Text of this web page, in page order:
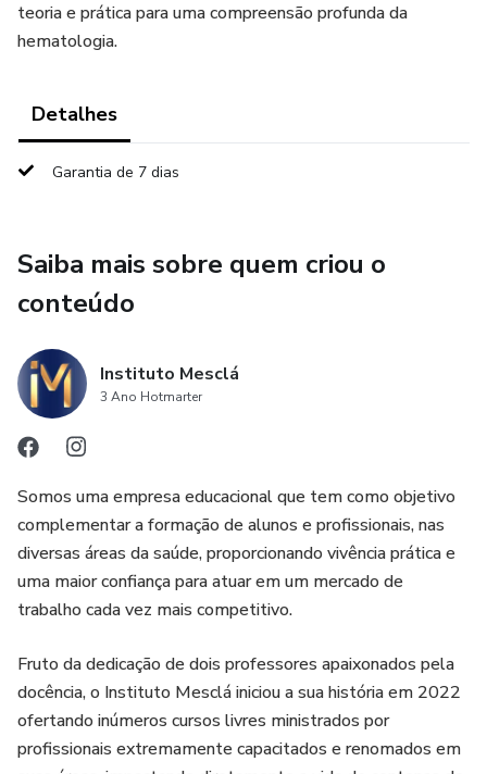
teoria e prática para uma compreensão profunda da
hematologia.
Detalhes
Garantia de 7 dias
Saiba mais sobre quem criou o
conteúdo
Instituto Mesclá
3 Ano Hotmarter
Somos uma empresa educacional que tem como objetivo
complementar a formação de alunos e profissionais, nas
diversas áreas da saúde, proporcionando vivência prática e
uma maior confiança para atuar em um mercado de
trabalho cada vez mais competitivo.
Fruto da dedicação de dois professores apaixonados pela
docência, o Instituto Mesclá iniciou a sua história em 2022
ofertando inúmeros cursos livres ministrados por
profissionais extremamente capacitados e renomados em